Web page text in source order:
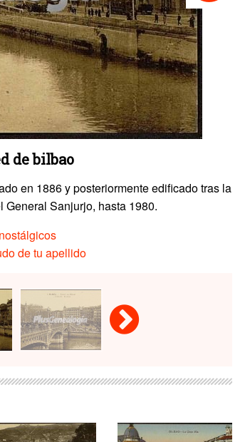
de bilbao
en 1886 y posteriormente edificado tras la
Sanjurjo, hasta 1980.
de tu apellido